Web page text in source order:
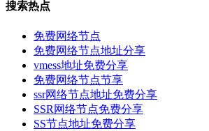
搜索热点
免费网络节点
免费网络节点地址分享
vmess地址免费分享
免费网络节点节享
ssr网络节点地址免费分享
SSR网络节点免费分享
SS节点地址免费分享